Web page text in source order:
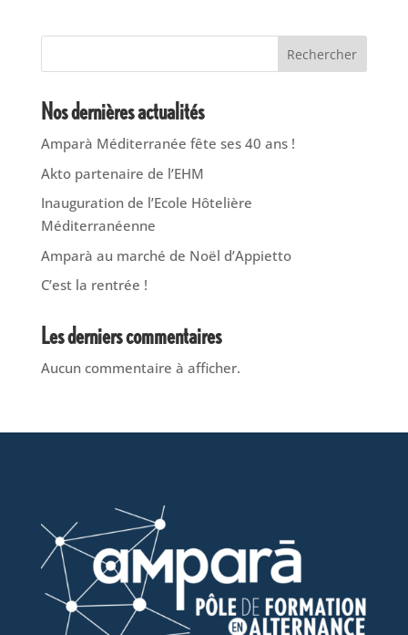
Rechercher
Nos dernières actualités
Amparà Méditerranée fête ses 40 ans !
Akto partenaire de l’EHM
Inauguration de l’Ecole Hôtelière
Méditerranéenne
Amparà au marché de Noël d’Appietto
C’est la rentrée !
Les derniers commentaires
Aucun commentaire à afficher.